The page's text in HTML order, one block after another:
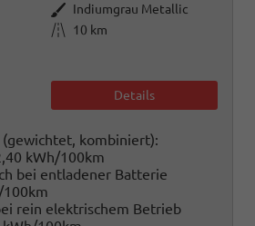
Außenfarbe Indiumgrau Metallic
Kilometerstand
10 km
Details
(gewichtet, kombiniert):
kWh/100km
bei entladener Batterie
100km
rein elektrischem Betrieb